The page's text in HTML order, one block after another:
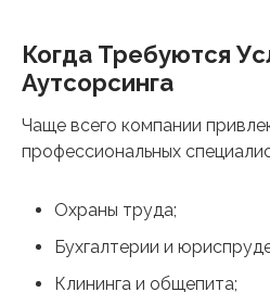
Когда Требуются
Аутсорсинга
Чаще всего компании
профессиональных
Охраны труда;
Бухгалтерии и
Клининга и общепита;